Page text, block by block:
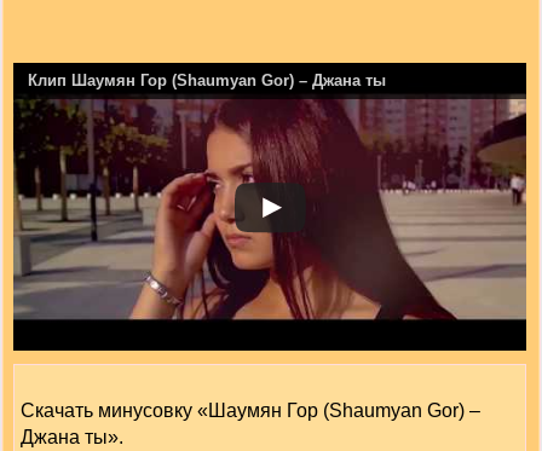
Клип Шаумян Гор (Shaumyan Gor) – Джана ты
Скачать минусовку «Шаумян Гор (Shaumyan Gor) –
Джана ты».